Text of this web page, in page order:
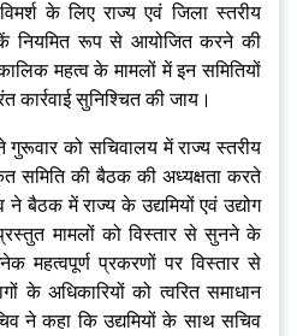
के लिए राज्य एवं जिला स्तरीय
नियमित रूप से आयोजित करने की
महत्व के मामलों में इन समितियों
कार्रवाई सुनिश्चित की जाय।
गुरूवार को सचिवालय में राज्य स्तरीय
समिति की बैठक की अध्यक्षता करते
बैठक में राज्य के उद्यमियों एवं उद्योग
प्रस्तुत मामलों को विस्तार से सुनने के
महत्वपूर्ण प्रकरणों पर विस्तार से
के अधिकारियों को त्वरित समाधान
ने कहा कि उद्यमियों के साथ सचिव